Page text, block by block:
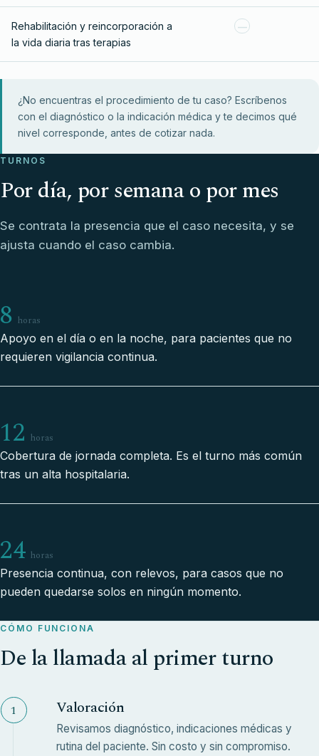
Rehabilitación y reincorporación a
la vida diaria tras terapias
—
¿No encuentras el procedimiento de tu caso? Escríbenos
con el diagnóstico o la indicación médica y te decimos qué
nivel corresponde, antes de cotizar nada.
TURNOS
Por día, por semana o por mes
Se contrata la presencia que el caso necesita, y se
ajusta cuando el caso cambia.
8 horas
Apoyo en el día o en la noche, para pacientes que no
requieren vigilancia continua.
12 horas
Cobertura de jornada completa. Es el turno más común
tras un alta hospitalaria.
24 horas
Presencia continua, con relevos, para casos que no
pueden quedarse solos en ningún momento.
CÓMO FUNCIONA
De la llamada al primer turno
Valoración
Revisamos diagnóstico, indicaciones médicas y
rutina del paciente. Sin costo y sin compromiso.